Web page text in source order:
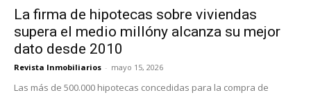
La firma de hipotecas sobre viviendas
supera el medio millóny alcanza su mejor
dato desde 2010
Revista Inmobiliarios - mayo 15, 2026
Las más de 500.000 hipotecas concedidas para la compra de